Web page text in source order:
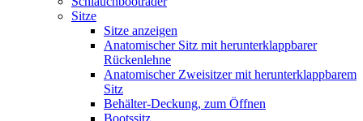
Sitze
Sitze anzeigen
Anatomischer Sitz mit herunterklappbarer
Rückenlehne
Anatomischer Zweisitzer mit herunterklappbarem
Sitz
Behälter-Deckung, zum Öffnen
Bootssitz